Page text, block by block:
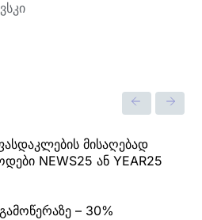
მისაღებად
NEWS25 ან YEAR25
– 30%